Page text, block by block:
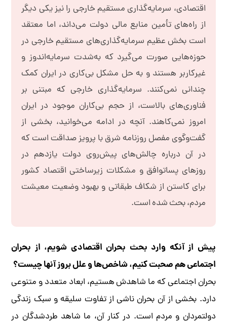
اقتصادی، سرمایه‌گذاری مستقیم خارجی را نیز یکی دیگر
از راه‌های تأمین منابع مالی دولت می‌داند، اما معتقد
است بخش عظیم سرمایه‌گذاری‌های مستقیم خارجی در
حوزه‌هایی صورت می‌گیرد که به‌شدت سرمایه‌اندوز و
غیرکاربر هستند و به حل مشکل بی‌کاری در ایران کمک
چندانی نمی‌کنند. سرمایه‌گذاری خارجی که مبتنی بر
فناوری‌های بالاست، از حجم بی‌کاران موجود در ایران
امروز نمی‌کاهند. آنچه در ادامه می‌خوانید، بخشی از
گفت‌وگوی مفصل روزنامه شرق با پرویز صداقت است که
در آن درباره چالش‌های پیش‌روی دولت یازدهم در
روزهای پساتوافق و مشکلات زیرساختی اقتصاد کشور
برای کاستن از شکاف طبقاتی و بهبود وضعیت معیشت
مردم، بحث شده است.
پیش از آنکه وارد بحث بحران اقتصادی شویم، از بحران
اجتماعی هم صحبت کنیم، ‌شاخص‌ها و علل بروز آنها چیست؟
بحران اجتماعی که ما شاهدش هستیم، ابعاد متعدد و متنوعی
دارد. بخشی از آن بحران ناشی از تفاوت سلیقه و سبک زندگی
دولتمردان و مردم است. در کنار آن، ما شاهد طردشدگان در